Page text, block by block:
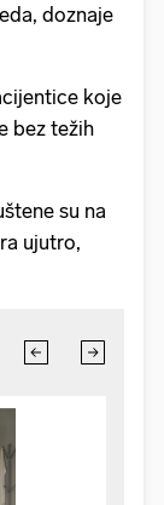
doznaje
koje
bez težih
su na
ujutro,